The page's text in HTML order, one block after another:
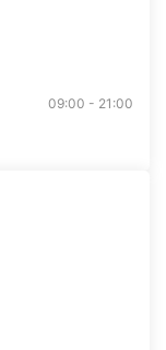
09:00 - 21:00